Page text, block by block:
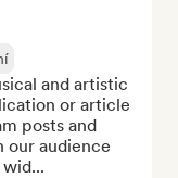
and artistic
or article
posts and
our audience